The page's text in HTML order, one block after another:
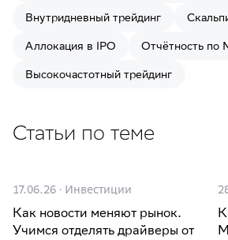
Внутридневный трейдинг
Аллокация в IPO
Отчётность
Высокочастотный трейдинг
Статьи по теме
17.06.26 · Инвестиции
Как новости меняют рынок.
Учимся отделять драйверы от